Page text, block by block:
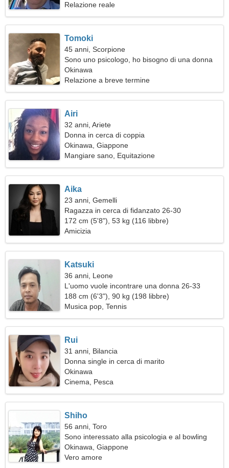
Relazione reale
Tomoki
45 anni, Scorpione
Sono uno psicologo, ho bisogno di una donna
meravigliosa
Okinawa
Relazione a breve termine
Airi
32 anni, Ariete
Donna in cerca di coppia
Okinawa, Giappone
Mangiare sano, Equitazione
Aika
23 anni, Gemelli
Ragazza in cerca di fidanzato 26-30
172 cm (5'8"), 53 kg (116 libbre)
Amicizia
Katsuki
36 anni, Leone
L'uomo vuole incontrare una donna 26-33
188 cm (6'3"), 90 kg (198 libbre)
Musica pop, Tennis
Rui
31 anni, Bilancia
Donna single in cerca di marito
Okinawa
Cinema, Pesca
Shiho
56 anni, Toro
Sono interessato alla psicologia e al bowling
Okinawa, Giappone
Vero amore